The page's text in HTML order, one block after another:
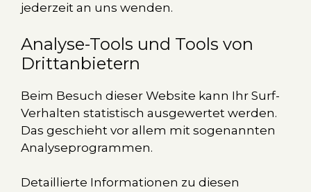
jederzeit an uns wenden.
Analyse-Tools und Tools von
Dritt­anbietern
Beim Besuch dieser Website kann Ihr Surf-
Verhalten statistisch ausgewertet werden.
Das geschieht vor allem mit sogenannten
Analyseprogrammen.
Detaillierte Informationen zu diesen